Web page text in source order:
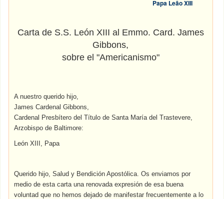
Papa Leão XIII
Carta de S.S. León XIII al Emmo. Card. James
Gibbons,
sobre el "Americanismo"
A nuestro querido hijo,
James Cardenal Gibbons,
Cardenal Presbítero del Título de Santa María del Trastevere,
Arzobispo de Baltimore:
León XIII, Papa
Querido hijo, Salud y Bendición Apostólica. Os enviamos por
medio de esta carta una renovada expresión de esa buena
voluntad que no hemos dejado de manifestar frecuentemente a lo